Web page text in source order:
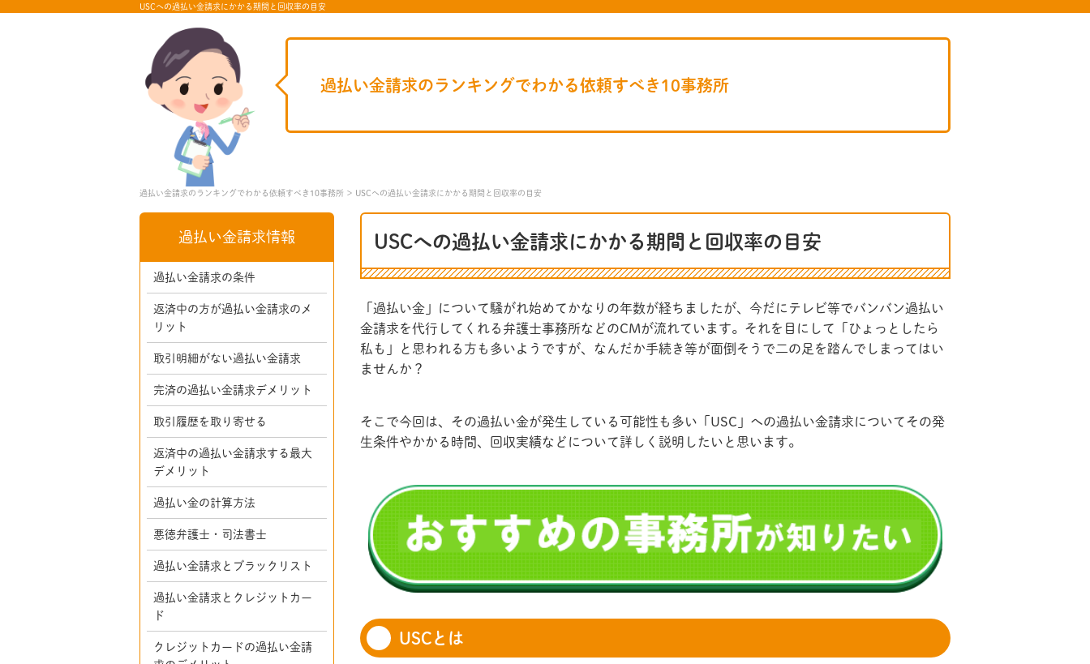
USCへの過払い金請求にかかる期間と回収率の目安
過払い金請求のランキングでわかる依頼すべき10事務所
過払い金請求のランキングでわかる依頼すべき10事務所 USCへの過払い金請求にかかる期間と回収率の目安
USCへの過払い金請求にかかる期間と回収率の目安
「過払い金」について騒がれ始めてかなりの年数が経ちましたが、今だにテレビ等でバンバン過払い
金請求を代行してくれる弁護士事務所などのCMが流れています。それを目にして「ひょっとしたら
私も」と思われる方も多いようですが、なんだか手続き等が面倒そうで二の足を踏んでしまってはい
ませんか？
そこで今回は、その過払い金が発生している可能性も多い「USC」への過払い金請求についてその発
生条件やかかる時間、回収実績などについて詳しく説明したいと思います。
USCとは
過払い金請求情報
過払い金請求の条件
返済中の方が過払い金請求のメ
リット
取引明細がない過払い金請求
完済の過払い金請求デメリット
取引履歴を取り寄せる
返済中の過払い金請求する最大
デメリット
過払い金の計算方法
悪徳弁護士・司法書士
過払い金請求とブラックリスト
過払い金請求とクレジットカー
ド
クレジットカードの過払い金請